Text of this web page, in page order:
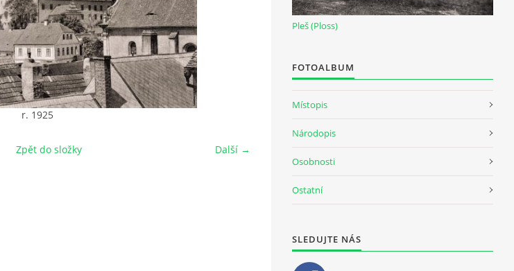
r. 1925
Další →
Zpět do složky
Pleš (Ploss)
FOTOALBUM
Místopis
Národopis
Osobnosti
Ostatní
SLEDUJTE NÁS